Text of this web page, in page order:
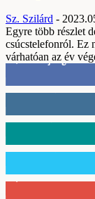
Sz. Szilárd -
Egyre több részlet
csúcstelefonról. Ez
várhatóan az év
3,452
Rajongók